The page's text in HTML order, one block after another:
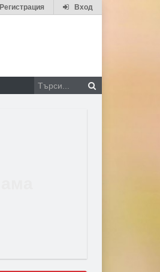
Вход
Регистрация